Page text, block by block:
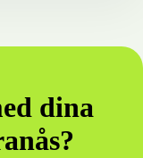
dina
?